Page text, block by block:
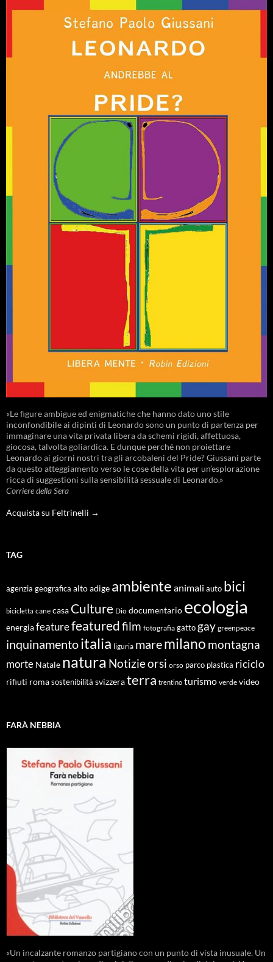
«Le figure ambigue ed enigmatiche che hanno dato uno stile
inconfondibile ai dipinti di Leonardo sono un punto di partenza per
immaginare una vita privata libera da schemi rigidi, affettuosa,
giocosa, talvolta goliardica. E dunque perché non proiettare
Leonardo ai giorni nostri tra gli arcobaleni del Pride? Giussani parte
da questo atteggiamento verso le cose della vita per un’esplorazione
ricca di suggestioni sulla sensibilità sessuale di Leonardo.»
Corriere della Sera
Acquista su Feltrinelli →
TAG
agenzia geografica alto adige ambiente animali auto bici
bicicletta cane casa Culture Dio documentario ecologia
energiafeaturefeaturedfilm fotografia gatto gay greenpeace
inquinamentoitalia liguria maremilano montagna
morte Natale natura Notizieorsi orso parco plastica riciclo
rifiuti roma sostenibilità svizzeraterra trentino turismo verde video
FARÀ NEBBIA
«Un incalzante romanzo partigiano con un punto di vista inusuale. Un